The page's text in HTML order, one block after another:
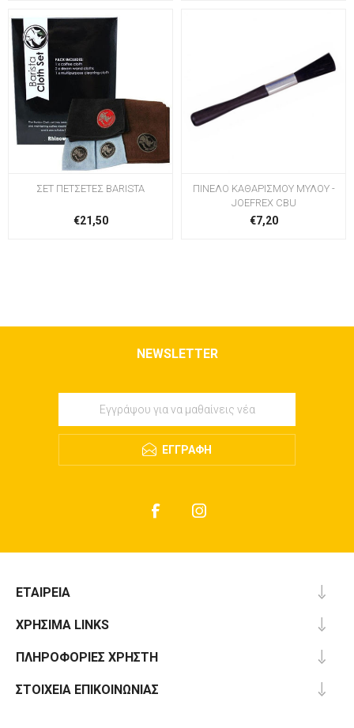
ΣΕΤ ΠΕΤΣΕΤΕΣ BARISTA
€21,50
ΠΙΝΕΛΟ ΚΑΘΑΡΙΣΜΟΥ ΜΥΛΟΥ -
JOEFREX CBU
€7,20
NEWSLETTER
ΕΓΓΡΑΦΉ
ΕΤΑΙΡΕΊΑ
ΧΡΉΣΙΜΑ LINKS
ΠΛΗΡΟΦΟΡΊΕΣ ΧΡΉΣΤΗ
ΣΤΟΙΧΕΊΑ ΕΠΙΚΟΙΝΩΝΊΑΣ